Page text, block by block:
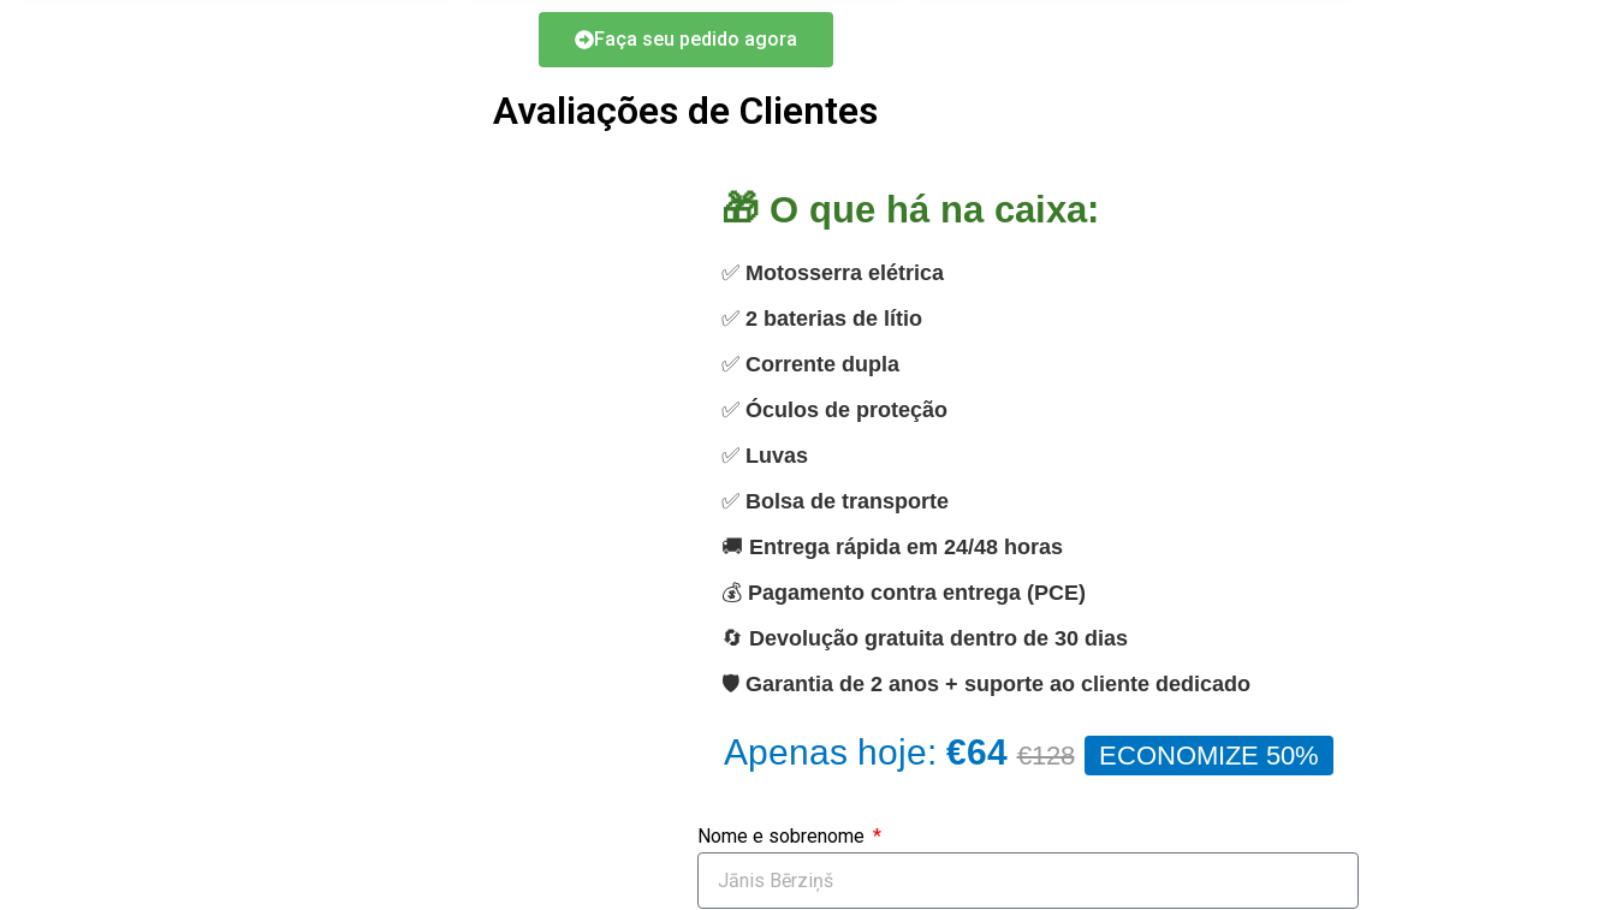
Faça seu pedido agora
Avaliações de Clientes
🎁 O que há na caixa:
✅ Motosserra elétrica
✅ 2 baterias de lítio
✅ Corrente dupla
✅ Óculos de proteção
✅ Luvas
✅ Bolsa de transporte
🚚 Entrega rápida em 24/48 horas
💰 Pagamento contra entrega (PCE)
🔄 Devolução gratuita dentro de 30 dias
🛡️ Garantia de 2 anos + suporte ao cliente dedicado
Apenas hoje: €64 €128 ECONOMIZE 50%
Nome e sobrenome